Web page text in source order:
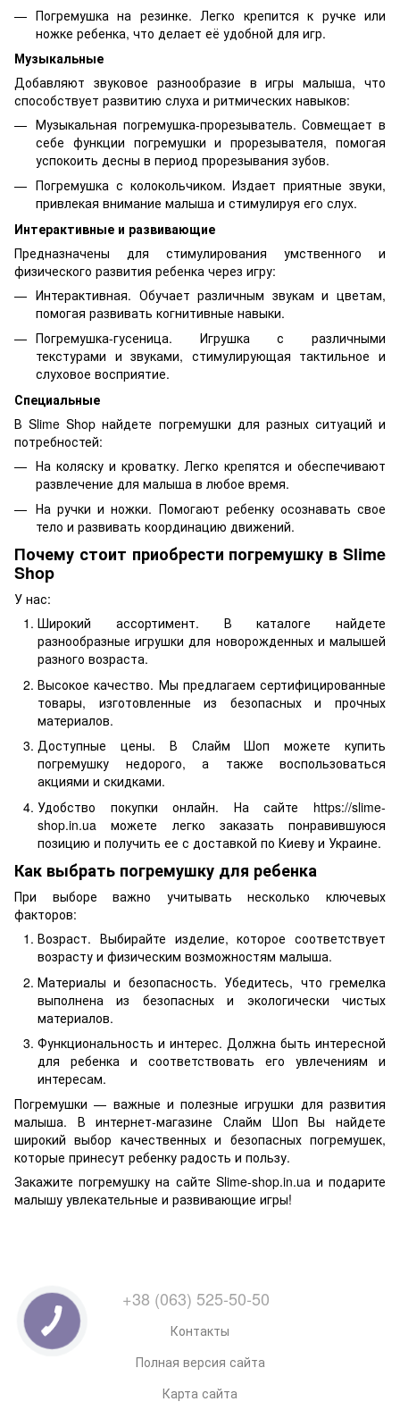
Погремушка на резинке. Легко крепится к ручке или
ножке ребенка, что делает её удобной для игр.
Музыкальные
Добавляют звуковое разнообразие в игры малыша, что
способствует развитию слуха и ритмических навыков:
Музыкальная погремушка-прорезыватель. Совмещает в
себе функции погремушки и прорезывателя, помогая
успокоить десны в период прорезывания зубов.
Погремушка с колокольчиком. Издает приятные звуки,
привлекая внимание малыша и стимулируя его слух.
Интерактивные и развивающие
Предназначены для стимулирования умственного и
физического развития ребенка через игру:
Интерактивная. Обучает различным звукам и цветам,
помогая развивать когнитивные навыки.
Погремушка-гусеница. Игрушка с различными
текстурами и звуками, стимулирующая тактильное и
слуховое восприятие.
Специальные
В Slime Shop найдете погремушки для разных ситуаций и
потребностей:
На коляску и кроватку. Легко крепятся и обеспечивают
развлечение для малыша в любое время.
На ручки и ножки. Помогают ребенку осознавать свое
тело и развивать координацию движений.
Почему стоит приобрести погремушку в Slime
Shop
У нас:
Широкий ассортимент. В каталоге найдете
разнообразные игрушки для новорожденных и малышей
разного возраста.
Высокое качество. Мы предлагаем сертифицированные
товары, изготовленные из безопасных и прочных
материалов.
Доступные цены. В Слайм Шоп можете купить
погремушку недорого, а также воспользоваться
акциями и скидками.
Удобство покупки онлайн. На сайте https://slime-
shop.in.ua можете легко заказать понравившуюся
позицию и получить ее с доставкой по Киеву и Украине.
Как выбрать погремушку для ребенка
При выборе важно учитывать несколько ключевых
факторов:
Возраст. Выбирайте изделие, которое соответствует
возрасту и физическим возможностям малыша.
Материалы и безопасность. Убедитесь, что гремелка
выполнена из безопасных и экологически чистых
материалов.
Функциональность и интерес. Должна быть интересной
для ребенка и соответствовать его увлечениям и
интересам.
Погремушки — важные и полезные игрушки для развития
малыша. В интернет-магазине Слайм Шоп Вы найдете
широкий выбор качественных и безопасных погремушек,
которые принесут ребенку радость и пользу.
Закажите погремушку на сайте Slime-shop.in.ua и подарите
малышу увлекательные и развивающие игры!
+38 (063) 525-50-50
Контакты
Полная версия сайта
Карта сайта